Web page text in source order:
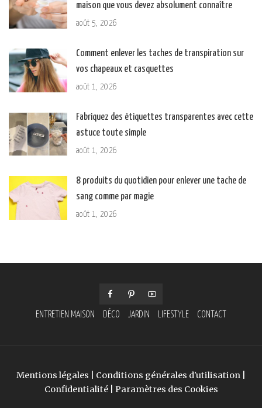
maison que vous devez absolument connaître
août 5, 2026
Comment enlever les taches de transpiration sur
vos chapeaux et casquettes
août 1, 2026
Fabriquez des étiquettes transparentes avec cette
astuce toute simple
août 1, 2026
8 produits du quotidien pour enlever une tache de
sang comme par magie
août 1, 2026
ENTRETIEN MAISON DÉCO JARDIN LIFESTYLE CONTACT
Mentions légales Conditions générales d'utilisation
Confidentialité| Paramètres des Cookies